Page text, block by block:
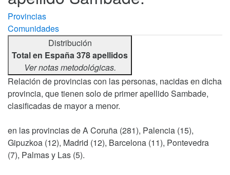
Provincias
Comunidades
Distribución
Total en España 378 apellidos
Ver notas metodológicas.
Relación de provincias con las personas, nacidas en dicha
provincia, que tienen solo de primer apellido Sambade,
clasificadas de mayor a menor.
en las provincias de A Coruña (281), Palencia (15),
Gipuzkoa (12), Madrid (12), Barcelona (11), Pontevedra
(7), Palmas y Las (5).